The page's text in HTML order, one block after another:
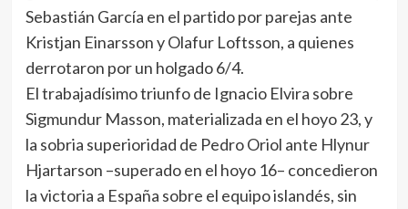
Sebastián García en el partido por parejas ante
Kristjan Einarsson y Olafur Loftsson, a quienes
derrotaron por un holgado 6/4.
El trabajadísimo triunfo de Ignacio Elvira sobre
Sigmundur Masson, materializada en el hoyo 23, y
la sobria superioridad de Pedro Oriol ante Hlynur
Hjartarson –superado en el hoyo 16– concedieron
la victoria a España sobre el equipo islandés, sin